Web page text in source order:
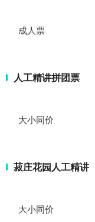
成人票
人工精讲拼团票
大小同价
菽庄花园人工精讲
大小同价